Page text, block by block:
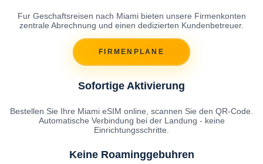
Fur Geschaftsreisen nach Miami bieten unsere Firmenkonten
zentrale Abrechnung und einen dedizierten Kundenbetreuer.
FIRMENPLANE
Sofortige Aktivierung
Bestellen Sie Ihre Miami eSIM online, scannen Sie den QR-Code.
Automatische Verbindung bei der Landung - keine
Einrichtungsschritte.
Keine Roaminggebuhren